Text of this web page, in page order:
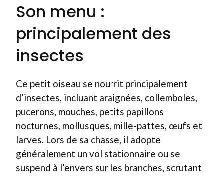
Son menu :
principalement des
insectes
Ce petit oiseau se nourrit principalement
d’insectes, incluant araignées, collemboles,
pucerons, mouches, petits papillons
nocturnes, mollusques, mille-pattes, œufs et
larves. Lors de sa chasse, il adopte
généralement un vol stationnaire ou se
suspend à l’envers sur les branches, scrutant